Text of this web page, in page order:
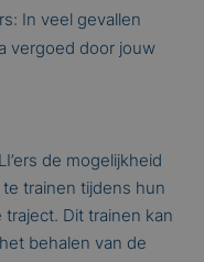
In veel gevallen
vergoed door jouw
de mogelijkheid
trainen tijdens hun
Dit trainen kan
behalen van de